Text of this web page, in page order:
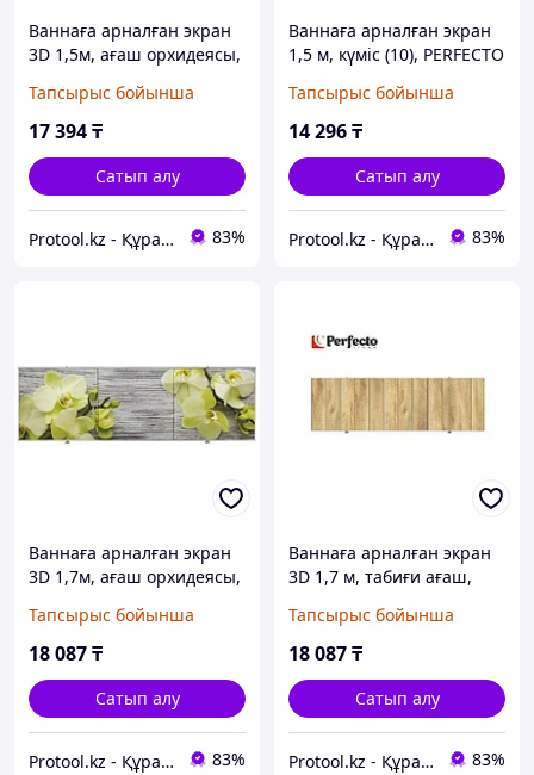
Ваннаға арналған экран
3D 1,5м, ағаш орхидеясы,
(PERFECTO LINEA) (36-
031509)
Тапсырыс бойынша
17 394₸
Сатып алу
Protool.kz - Құрал сайман магазины 83%
Ваннаға арналған экран
1,5 м, күміс (10), PERFECTO
(36-000152)
Тапсырыс бойынша
14 296₸
Сатып алу
Protool.kz - Құрал сайман магазины 83%
Ваннаға арналған экран
3D 1,7м, ағаш орхидеясы,
(PERFECTO LINEA) (36-
031709)
Тапсырыс бойынша
18 087₸
Сатып алу
Protool.kz - Құрал сайман магазины 83%
Ваннаға арналған экран
3D 1,7 м, табиғи ағаш,
(PERFECTO LINEA) (36-
031818)
Тапсырыс бойынша
18 087₸
Сатып алу
Protool.kz - Құрал сайман магазины 83%